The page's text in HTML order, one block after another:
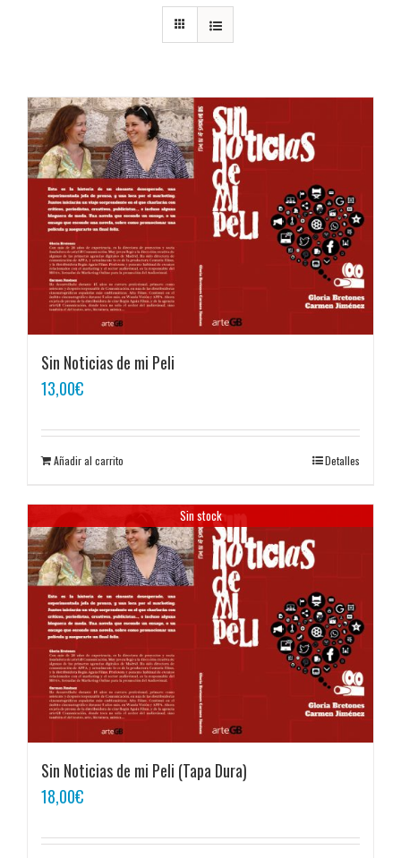
Sin Noticias de mi Peli
13,00€
Añadir al carrito Detalles
Sin stock
Sin Noticias de mi Peli (Tapa Dura)
18,00€